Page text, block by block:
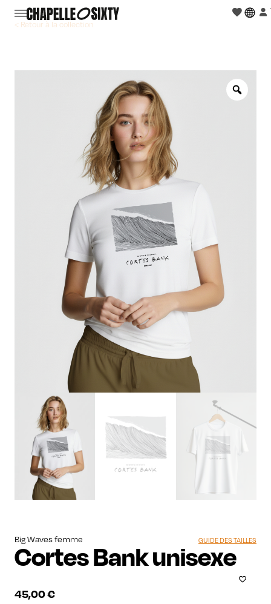
< Retour à la collection
Zoom
Big Waves femme
Cortes Bank unisexe
45,00€
GUIDE DES TAILLES